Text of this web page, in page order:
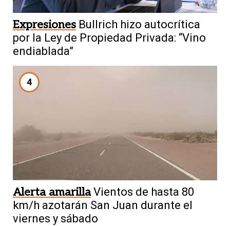
Expresiones Bullrich hizo autocrítica
por la Ley de Propiedad Privada: “Vino
endiablada”
4
Alerta amarilla Vientos de hasta 80
km/h azotarán San Juan durante el
viernes y sábado